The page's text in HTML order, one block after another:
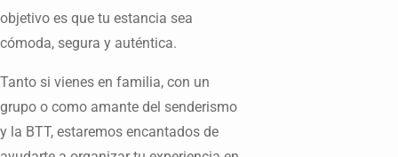
objetivo es que tu estancia sea
cómoda, segura y auténtica.
Tanto si vienes en familia, con un
grupo o como amante del senderismo
y la BTT, estaremos encantados de